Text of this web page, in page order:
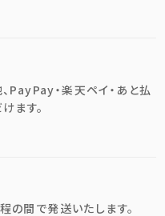
PayPay・楽天ペイ・あと払
ます。
間で発送いたします。